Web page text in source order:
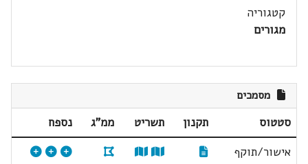
קטגוריה
מגורים
מסמכים
סטטוס תקנון תשריט ממ"ג
נספח
אישור/תוקף